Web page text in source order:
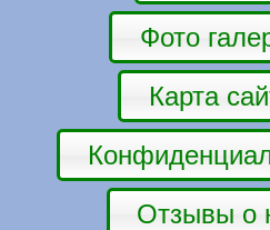
Фото
Карта
Отзывы о